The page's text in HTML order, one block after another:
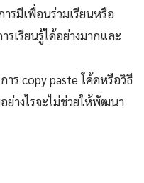
ารมีเพื่อนร่วมเรียนหรือ
รเรียนรู้ได้อย่างมากและ
การ copy paste โค้ดหรือวิธี
ย่างไรจะไม่ช่วยให้พัฒนา